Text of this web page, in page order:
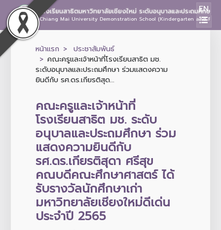
โรงเรียนสาธิตมหาวิทยาลัยเชียงใหม่ ระดับอนุบาลและประถมศึกษา
Chiang Mai University Demonstration School (Kindergarten and
EN
หน้าแรก
ประชาสัมพันธ์
คณะครูและเจ้าหน้าที่โรงเรียนสาธิต มช.
ระดับอนุบาลและประถมศึกษา ร่วมแสดงความ
ยินดีกับ รศ.ดร.เกียรติสุด...
คณะครูและเจ้าหน้าที่
โรงเรียนสาธิต มช. ระดับ
อนุบาลและประถมศึกษา ร่วม
แสดงความยินดีกับ
รศ.ดร.เกียรติสุดา ศรีสุข
คณบดีคณะศึกษาศาสตร์ ได้
รับรางวัลนักศึกษาเก่า
มหาวิทยาลัยเชียงใหม่ดีเด่น
ประจำปี 2565